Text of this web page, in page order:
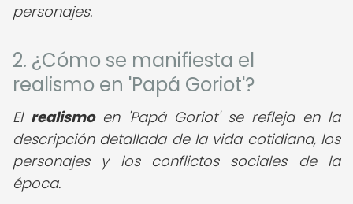
personajes.
2. ¿Cómo se manifiesta el
realismo en 'Papá Goriot'?
El realismoen 'Papá Goriot' se refleja en la
descripción detallada de la vida cotidiana, los
personajes y los conflictos sociales de la
época.